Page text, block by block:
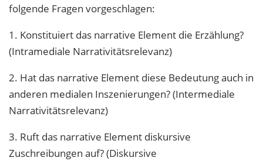
folgende Fragen vorgeschlagen:
1. Konstituiert das narrative Element die Erzählung?
(Intramediale Narrativitätsrelevanz)
2. Hat das narrative Element diese Bedeutung auch in
anderen medialen Inszenierungen? (Intermediale
Narrativitätsrelevanz)
3. Ruft das narrative Element diskursive
Zuschreibungen auf? (Diskursive